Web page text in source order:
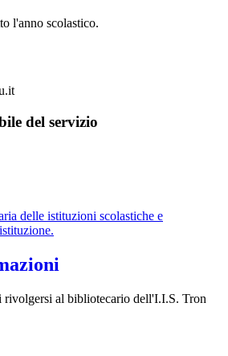
l'anno scolastico.
del servizio
delle istituzioni scolastiche e
al bibliotecario dell'I.I.S. Tron